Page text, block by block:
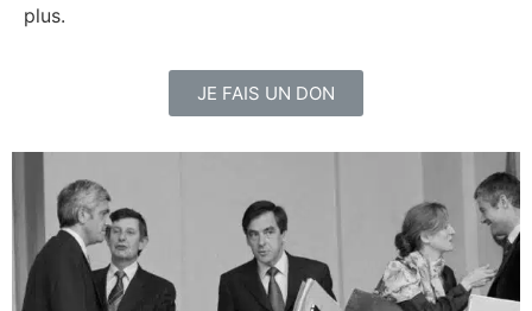
plus.
JE FAIS UN DON